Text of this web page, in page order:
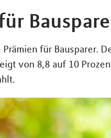
für Bausparer.
von 8,8 auf 10